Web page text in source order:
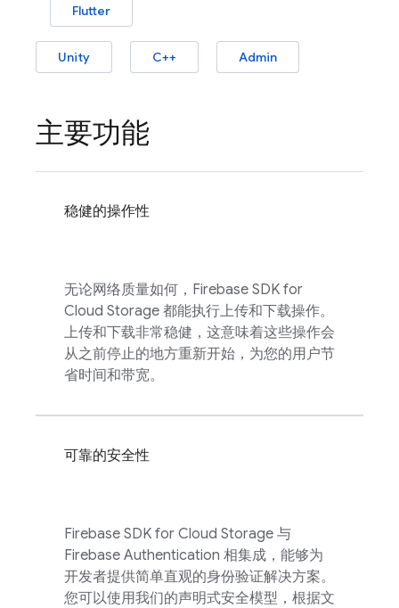
Flutter
Unity C++ Admin
主要功能
稳健的操作性
无论网络质量如何， Firebase SDK for
Cloud Storage 都能执行上传和下载操作。
上传和下载非常稳健，这意味着这些操作会
从之前停止的地方重新开始，为您的用户节
省时间和带宽。
可靠的安全性
Firebase SDK for Cloud Storage 与
Firebase Authentication 相集成，能够为
开发者提供简单直观的身份验证解决方案。
您可以使用我们的声明式安全模型，根据文